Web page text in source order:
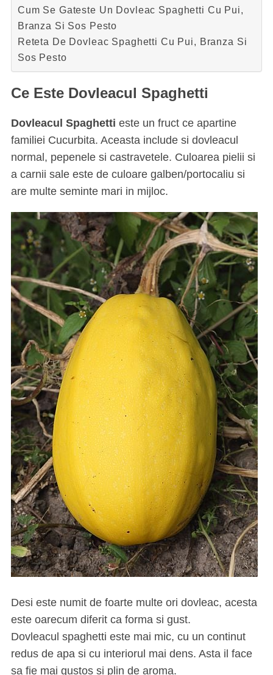
Cum Se Gateste Un Dovleac Spaghetti Cu Pui,
Branza Si Sos Pesto
Reteta De Dovleac Spaghetti Cu Pui, Branza Si
Sos Pesto
Ce Este Dovleacul Spaghetti
Dovleacul Spaghetti este un fruct ce apartine
familiei Cucurbita. Aceasta include si dovleacul
normal, pepenele si castravetele. Culoarea pielii si
a carnii sale este de culoare galben/portocaliu si
are multe seminte mari in mijloc.
Desi este numit de foarte multe ori dovleac, acesta
este oarecum diferit ca forma si gust.
Dovleacul spaghetti este mai mic, cu un continut
redus de apa si cu interiorul mai dens. Asta il face
sa fie mai gustos si plin de aroma.